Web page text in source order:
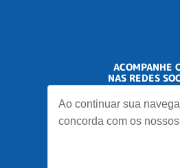
Ao continuar sua
concorda com os nossos
ACOMPANHE
NAS REDES